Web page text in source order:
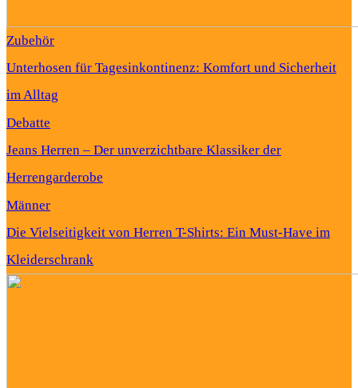
Zubehör
Unterhosen für Tagesinkontinenz: Komfort und Sicherheit
im Alltag
Debatte
Jeans Herren – Der unverzichtbare Klassiker der
Herrengarderobe
Männer
Die Vielseitigkeit von Herren T-Shirts: Ein Must-Have im
Kleiderschrank